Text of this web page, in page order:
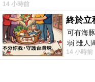
14 小時前
終於立
可有海
弱 雖人
者 只能
14 小時前